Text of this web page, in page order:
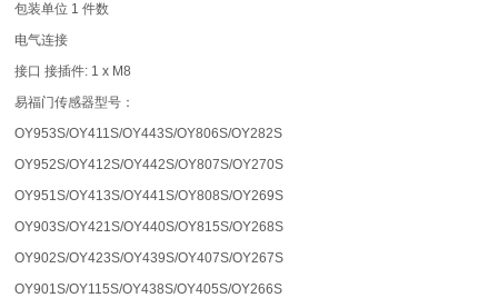
包装单位 1 件数
电气连接
接口 接插件: 1 x M8
易福门传感器型号：
OY953S/OY411S/OY443S/OY806S/OY282S
OY952S/OY412S/OY442S/OY807S/OY270S
OY951S/OY413S/OY441S/OY808S/OY269S
OY903S/OY421S/OY440S/OY815S/OY268S
OY902S/OY423S/OY439S/OY407S/OY267S
OY901S/OY115S/OY438S/OY405S/OY266S